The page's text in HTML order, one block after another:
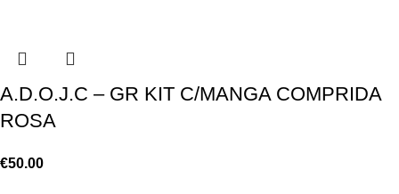
A.D.O.J.C – GR KIT C/MANGA COMPRIDA
ROSA
€50.00